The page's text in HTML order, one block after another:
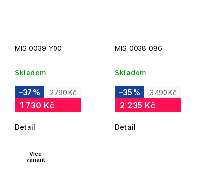
MIS 0039 Y00
Skladem
2 790 Kč
–37 %
1 730 Kč
Detail
MIS 0038 086
Skladem
3 490 Kč
–35 %
2 235 Kč
Detail
Více
variant